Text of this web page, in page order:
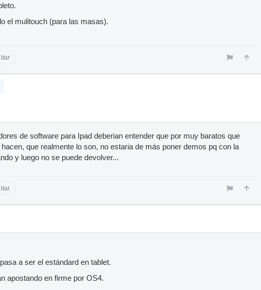
el mulitouch (para las masas).
de software para Ipad deberian entender que por muy baratos que
que realmente lo son, no estaria de más poner demos pq con la
y luego no se puede devolver...
a ser el estándard en tablet.
apostando en firme por OS4.